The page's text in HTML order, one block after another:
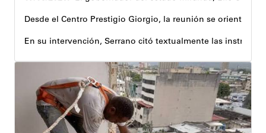
Desde el Centro Prestigio Giorgio, la reunión se orientó al
En su intervención, Serrano citó textualmente las
Igualmente, explicó que el propósito central de este
Despliegue territorial
El encuentro contó con la participación del diputado
Como parte de los acuerdos orientados durante la